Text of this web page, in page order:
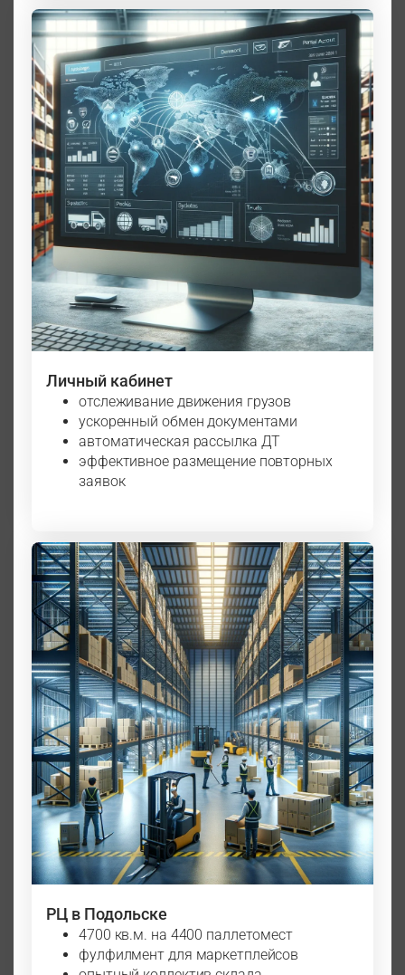
Личный кабинет
отслеживание движения грузов
ускоренный обмен документами
автоматическая рассылка ДТ
эффективное размещение повторных
заявок
РЦ в Подольске
4700 кв.м. на 4400 паллетомест
фулфилмент для маркетплейсов